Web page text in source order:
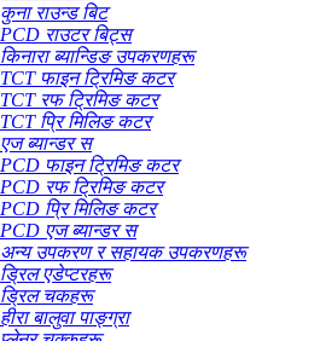
कुना राउन्ड बिट
PCD राउटर बिट्स
किनारा ब्यान्डिङ उपकरणहरू
TCT फाइन ट्रिमिङ कटर
TCT रफ ट्रिमिङ कटर
TCT प्रि मिलिङ कटर
एज ब्यान्डर स
PCD फाइन ट्रिमिङ कटर
PCD रफ ट्रिमिङ कटर
PCD प्रि मिलिङ कटर
PCD एज ब्यान्डर स
अन्य उपकरण र सहायक उपकरणहरू
ड्रिल एडेप्टरहरू
ड्रिल चकहरू
हीरा बालुवा पाङ्ग्रा